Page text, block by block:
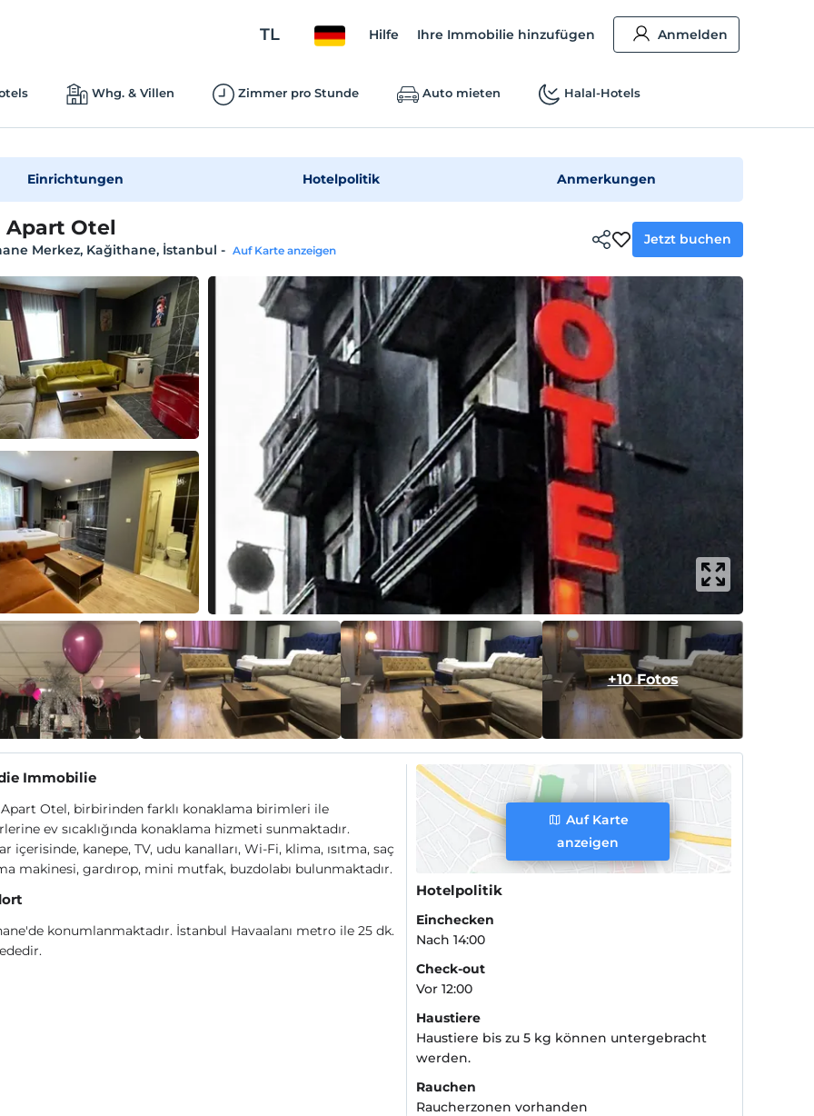
TL Hilfe Ihre Immobilie hinzufügen Anmelden
Whg. & Villen Zimmer pro Stunde Auto mieten Halal-Hotels
Einrichtungen Hotelpolitik Anmerkungen
Apart Otel
Merkez, Kağithane, İstanbul - Auf Karte anzeigen
Jetzt buchen
+10 Fotos
Immobilie
Otel, birbirinden farklı konaklama birimleri ile
ev sıcaklığında konaklama hizmeti sunmaktadır.
içerisinde, kanepe, TV, udu kanalları, Wi-Fi, klima, ısıtma, saç
makinesi, gardırop, mini mutfak, buzdolabı bulunmaktadır.
konumlanmaktadır. İstanbul Havaalanı metro ile 25 dk.
Auf Karte
anzeigen
Hotelpolitik
Einchecken
Nach 14:00
Check-out
Vor 12:00
Haustiere
Haustiere bis zu 5 kg können untergebracht
werden.
Rauchen
Raucherzonen vorhanden